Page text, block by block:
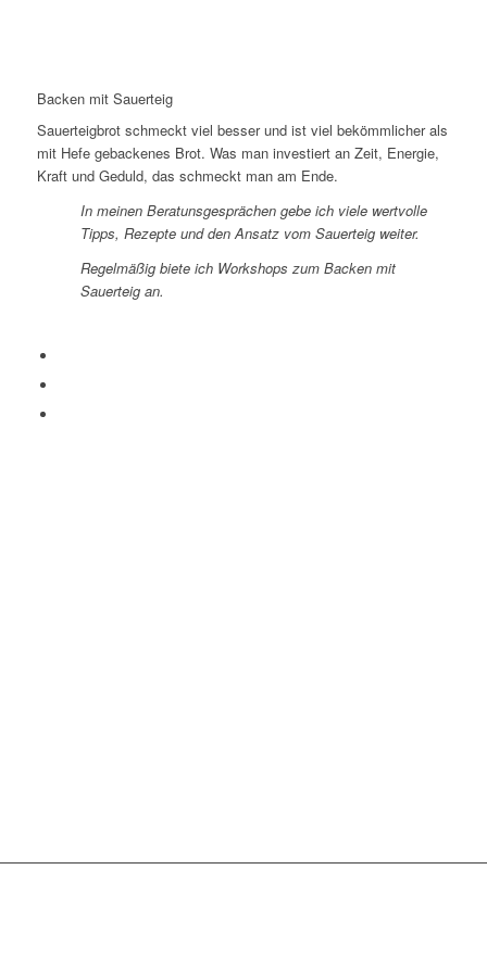
Backen mit Sauerteig
Sauerteigbrot schmeckt viel besser und ist viel bekömmlicher als
mit Hefe gebackenes Brot. Was man investiert an Zeit, Energie,
Kraft und Geduld, das schmeckt man am Ende.
In meinen Beratunsgesprächen gebe ich viele wertvolle
Tipps, Rezepte und den Ansatz vom Sauerteig weiter.
Regelmäßig biete ich Workshops zum Backen mit
Sauerteig an.